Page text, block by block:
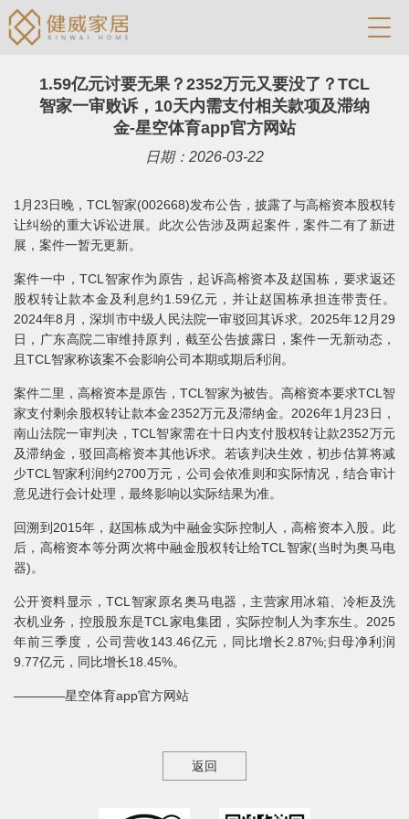
1.59亿元讨要无果？2352万元又要没了？TCL
智家一审败诉，10天内需支付相关款项及滞纳
金-星空体育app官方网站
日期：2026-03-22
1月23日晚，TCL智家(002668)发布公告，披露了与高榕资本股权转
让纠纷的重大诉讼进展。此次公告涉及两起案件，案件二有了新进
展，案件一暂无更新。
案件一中，TCL智家作为原告，起诉高榕资本及赵国栋，要求返还
股权转让款本金及利息约1.59亿元，并让赵国栋承担连带责任。
2024年8月，深圳市中级人民法院一审驳回其诉求。2025年12月29
日，广东高院二审维持原判，截至公告披露日，案件一无新动态，
且TCL智家称该案不会影响公司本期或期后利润。
案件二里，高榕资本是原告，TCL智家为被告。高榕资本要求TCL智
家支付剩余股权转让款本金2352万元及滞纳金。2026年1月23日，
南山法院一审判决，TCL智家需在十日内支付股权转让款2352万元
及滞纳金，驳回高榕资本其他诉求。若该判决生效，初步估算将减
少TCL智家利润约2700万元，公司会依准则和实际情况，结合审计
意见进行会计处理，最终影响以实际结果为准。
回溯到2015年，赵国栋成为中融金实际控制人，高榕资本入股。此
后，高榕资本等分两次将中融金股权转让给TCL智家(当时为奥马电
器)。
公开资料显示，TCL智家原名奥马电器，主营家用冰箱、冷柜及洗
衣机业务，控股股东是TCL家电集团，实际控制人为李东生。2025
年前三季度，公司营收143.46亿元，同比增长2.87%;归母净利润
9.77亿元，同比增长18.45%。
————星空体育app官方网站
返回